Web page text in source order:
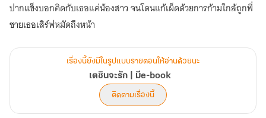
มีe-
ปากแข็งบอกคิดกับเธอแค่น้องสาว จนโดนแก้เผ็ดด้วยการก้ามใกล้ถูกพี่
ชายเธอเสิร์ฟหมัดถึงหน้า
เรื่องนี้ยังมีในรูปแบบรายตอนให้อ่านด้วยนะ
เตชินจะรัก | มีe-book
ติดตามเรื่องนี้